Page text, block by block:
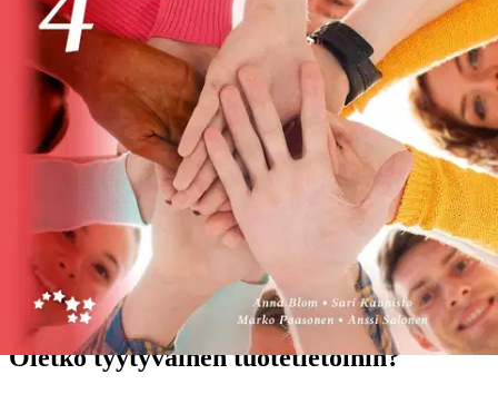
Fokus 4 (LOPS21) sisältää lukion ruotsin moduulin RUB14
Ympäristömme. RUB14-moduulissa harjoitellaan ruotsia keskittyen
viestinnän kannalta olennaisiin asioihin. Tutustutaan uusiin
henkilöihin, paikkoihin ja ilmiöihin tekstien ja videoiden avulla.
Moduulissa kerrataan aiemmin opittua ja kehitetään tekstin
lukemisen taitoa. Tutustutaan Islantiin ja Norjan Huippuvuoriin ja
harjoitellaan kertomaan asumisesta ja elämisestä erilaisissa
ympäristöissä. Pohditaan elämää ohjaavia arvoja ja opitaan
kertomaan moninaisuudesta ja maahanmuutosta.
Ominaisuudet
Oletko tyytyväinen tuotetietoihin?